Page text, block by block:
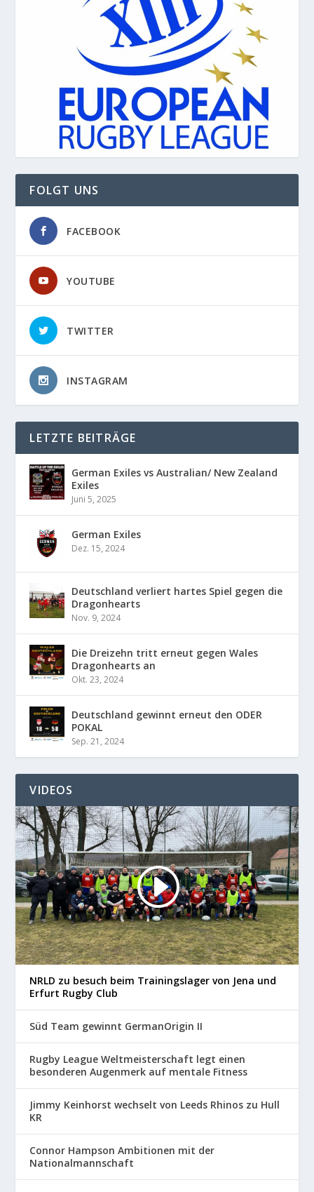
FOLGT UNS
FACEBOOK
YOUTUBE
TWITTER
INSTAGRAM
LETZTE BEITRÄGE
German Exiles vs Australian/ New Zealand
Exiles
Juni 5, 2025
German Exiles
Dez. 15, 2024
Deutschland verliert hartes Spiel gegen die
Dragonhearts
Nov. 9, 2024
Die Dreizehn tritt erneut gegen Wales
Dragonhearts an
Okt. 23, 2024
Deutschland gewinnt erneut den ODER
POKAL
Sep. 21, 2024
VIDEOS
NRLD zu besuch beim Trainingslager von Jena und
Erfurt Rugby Club
Süd Team gewinnt GermanOrigin II
Rugby League Weltmeisterschaft legt einen
besonderen Augenmerk auf mentale Fitness
Jimmy Keinhorst wechselt von Leeds Rhinos zu Hull
KR
Connor Hampson Ambitionen mit der
Nationalmannschaft